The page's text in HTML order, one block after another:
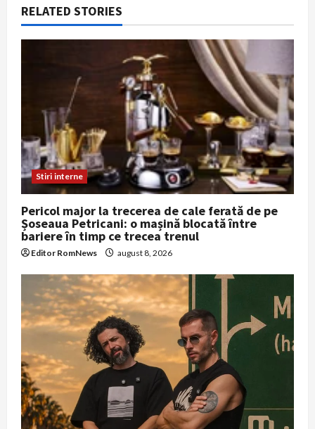
v
i
t
i
o
n
RELATED STORIES
Stiri interne
Pericol major la trecerea de cale ferată de pe
Șoseaua Petricani: o mașină blocată între
bariere în timp ce trecea trenul
Editor RomNews august 8, 2026